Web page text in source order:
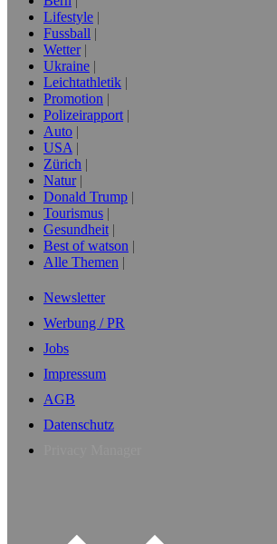
Lifestyle
Fussball
Wetter
Ukraine
Leichtathletik
Promotion
Polizeirapport
Auto
USA
Zürich
Natur
Donald Trump
Tourismus
Gesundheit
Best of watson
Alle Themen
Newsletter
Werbung / PR
Jobs
Impressum
AGB
Datenschutz